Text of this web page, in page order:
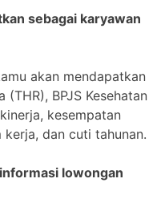
sebagai karyawan
akan mendapatkan
BPJS Kesehatan
kesempatan
kerja, dan cuti tahunan.
lowongan